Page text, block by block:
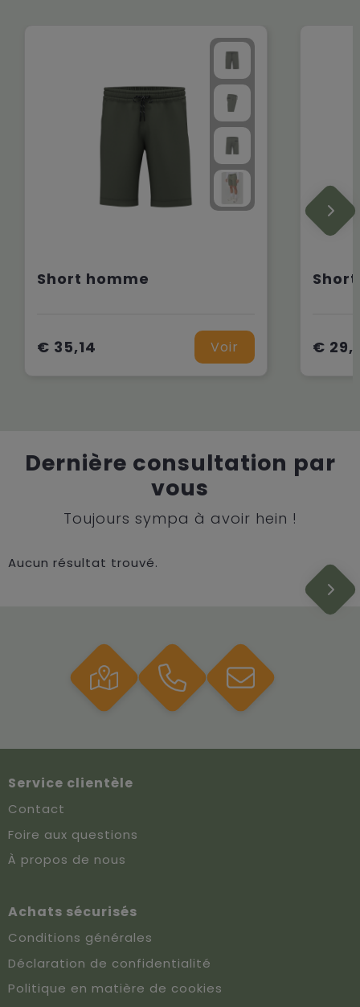
Short homme
€ 35,14 Voir €
Dernière consultation par
vous
Toujours sympa à avoir hein !
Aucun résultat trouvé.
Service clientèle
Contact
Foire aux questions
À propos de nous
Achats sécurisés
Conditions générales
Déclaration de confidentialité
Politique en matière de cookies